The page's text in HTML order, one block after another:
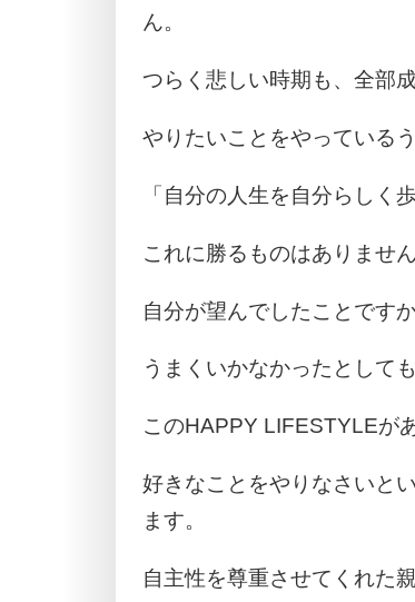
ん。
つらく悲しい時期も、全部
やりたいことをやっている
「自分の人生を自分らしく
これに勝るものはありません
自分が望んでしたことです
うまくいかなかったとして
このHAPPY LIFESTYLEが
好きなことをやりなさいと
ます。
自主性を尊重させてくれた